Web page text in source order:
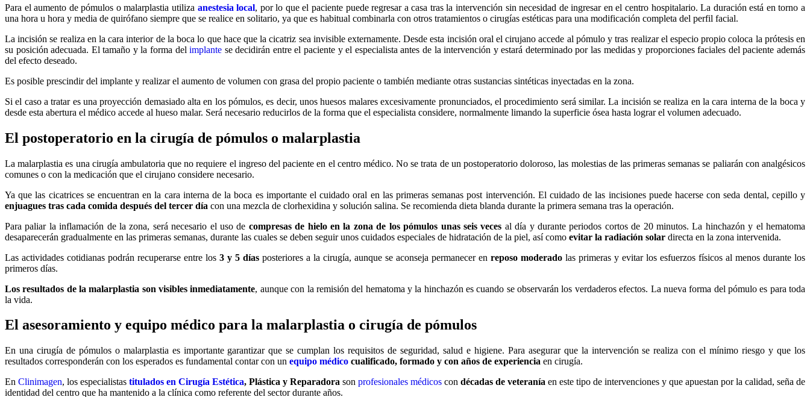
Para el aumento de pómulos o malarplastia utiliza anestesia local, por lo que el paciente puede regresar a casa tras la intervención sin necesidad de ingresar en el centro hospitalario. La duración está en torno a
una hora u hora y media de quirófano siempre que se realice en solitario, ya que es habitual combinarla con otros tratamientos o cirugías estéticas para una modificación completa del perfil facial.
La incisión se realiza en la cara interior de la boca lo que hace que la cicatriz sea invisible externamente. Desde esta incisión oral el cirujano accede al pómulo y tras realizar el especio propio coloca la prótesis en
su posición adecuada. El tamaño y la forma delimplante se decidirán entre el paciente y el especialista antes de la intervención y estará determinado por las medidas y proporciones faciales del paciente además
del efecto deseado.
Es posible prescindir del implante y realizar el aumento de volumen con grasa del propio paciente o también mediante otras sustancias sintéticas inyectadas en la zona.
Si el caso a tratar es una proyección demasiado alta en los pómulos, es decir, unos huesos malares excesivamente pronunciados, el procedimiento será similar. La incisión se realiza en la cara interna de la boca y
desde esta abertura el médico accede al hueso malar. Será necesario reducirlos de la forma que el especialista considere, normalmente limando la superficie ósea hasta lograr el volumen adecuado.
El postoperatorio en la cirugía de pómulos o malarplastia
La malarplastia es una cirugía ambulatoria que no requiere el ingreso del paciente en el centro médico. No se trata de un postoperatorio doloroso, las molestias de las primeras semanas se paliarán con analgésicos
comunes o con la medicación que el cirujano considere necesario.
Ya que las cicatrices se encuentran en la cara interna de la boca es importante el cuidado oral en las primeras semanas post intervención. El cuidado de las incisiones puede hacerse con seda dental, cepillo y
enjuagues tras cada comida después del tercer día con una mezcla de clorhexidina y solución salina. Se recomienda dieta blanda durante la primera semana tras la operación.
Para paliar la inflamación de la zona, será necesario el uso de compresas de hielo en la zona de los pómulos unas seis veces al día y durante periodos cortos de 20 minutos. La hinchazón y el hematoma
desaparecerán gradualmente en las primeras semanas, durante las cuales se deben seguir unos cuidados especiales de hidratación de la piel, así como evitar la radiación solar directa en la zona intervenida.
Las actividades cotidianas podrán recuperarse entre los 3 y 5 días posteriores a la cirugía, aunque se aconseja permanecer en reposo moderado las primeras y evitar los esfuerzos físicos al menos durante los
primeros días.
Los resultados de la malarplastia son visibles inmediatamente, aunque con la remisión del hematoma y la hinchazón es cuando se observarán los verdaderos efectos. La nueva forma del pómulo es para toda
la vida.
El asesoramiento y equipo médico para la malarplastia o cirugía de pómulos
En una cirugía de pómulos o malarplastia es importante garantizar que se cumplan los requisitos de seguridad, salud e higiene. Para asegurar que la intervención se realiza con el mínimo riesgo y que los
resultados corresponderán con los esperados es fundamental contar con un equipo médico cualificado, formado y con años de experiencia en cirugía.
En Clinimagen, los especialistas titulados en Cirugía Estética, Plástica y Reparadora son profesionales médicos con décadas de veteranía en este tipo de intervenciones y que apuestan por la calidad, seña de
identidad del centro que ha mantenido a la clínica como referente del sector durante años.